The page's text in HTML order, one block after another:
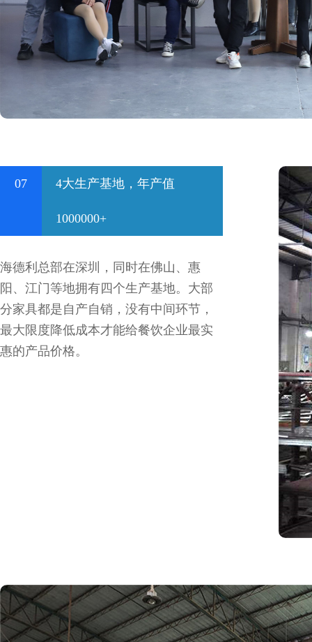
07 4大生产基地，年产值
1000000+
海德利总部在深圳，同时在佛山、惠
阳、江门等地拥有四个生产基地。大部
分家具都是自产自销，没有中间环节，
最大限度降低成本才能给餐饮企业最实
惠的产品价格。